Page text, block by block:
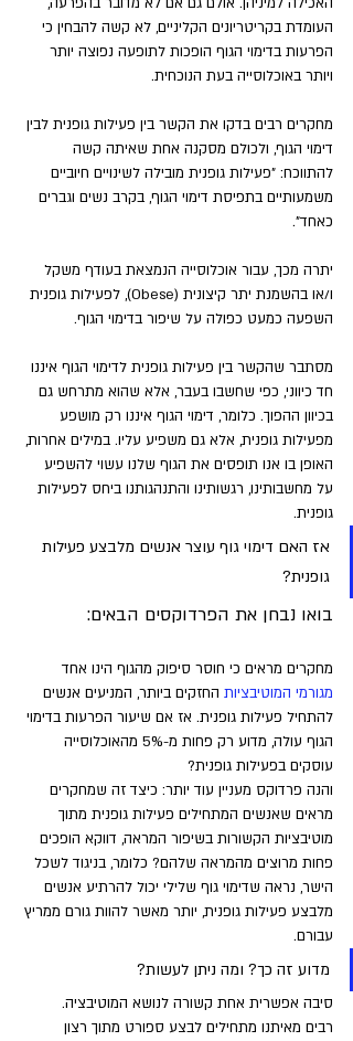
העומדת בקריטריונים הקליניים, לא קשה להבחין כי
הפרעות בדימוי הגוף הופכות לתופעה נפוצה יותר
ויותר באוכלוסייה בעת הנוכחית.
מחקרים רבים בדקו את הקשר בין פעילות גופנית לבין
דימוי הגוף, ולכולם מסקנה אחת שאיתה קשה
להתווכח: "פעילות גופנית מובילה לשינויים חיוביים
משמעותיים בתפיסת דימוי הגוף, בקרב נשים וגברים
כאחד".
יתרה מכך, עבור אוכלוסייה הנמצאת בעודף משקל
ו/או בהשמנת יתר קיצונית (Obese), לפעילות גופנית
השפעה כמעט כפולה על שיפור בדימוי הגוף.
מסתבר שהקשר בין פעילות גופנית לדימוי הגוף איננו
חד כיווני, כפי שחשבו בעבר, אלא שהוא מתרחש גם
בכיוון ההפוך. כלומר, דימוי הגוף איננו רק מושפע
מפעילות גופנית, אלא גם משפיע עליו. במילים אחרות,
האופן בו אנו תופסים את הגוף שלנו עשוי להשפיע
על מחשבותינו, רגשותינו והתנהגותנו ביחס לפעילות
גופנית.
אז האם דימוי גוף עוצר אנשים מלבצע פעילות
גופנית?
בואו נבחן את הפרדוקסים הבאים:
מחקרים מראים כי חוסר סיפוק מהגוף הינו אחד
מגורמי המוטיבציות החזקים ביותר, המניעים אנשים
להתחיל פעילות גופנית. אז אם שיעור הפרעות בדימוי
הגוף עולה, מדוע רק פחות מ-5% מהאוכלוסייה
עוסקים בפעילות גופנית?
והנה פרדוקס מעניין עוד יותר: כיצד זה שמחקרים
מראים שאנשים המתחילים פעילות גופנית מתוך
מוטיבציות הקשורות בשיפור המראה, דווקא הופכים
פחות מרוצים מהמראה שלהם? כלומר, בניגוד לשכל
הישר, נראה שדימוי גוף שלילי יכול להרתיע אנשים
מלבצע פעילות גופנית, יותר מאשר להוות גורם ממריץ
עבורם.
מדוע זה כך? ומה ניתן לעשות?
סיבה אפשרית אחת קשורה לנושא המוטיבציה.
רבים מאיתנו מתחילים לבצע ספורט מתוך רצון